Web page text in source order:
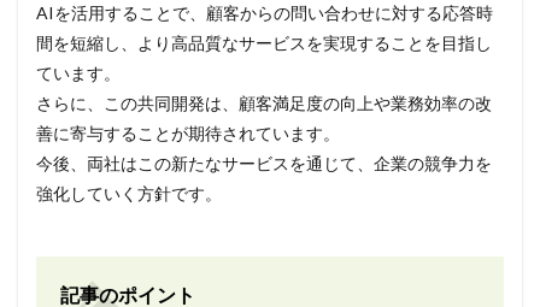
AIを活用することで、顧客からの問い合わせに対する応答時
間を短縮し、より高品質なサービスを実現することを目指し
ています。
さらに、この共同開発は、顧客満足度の向上や業務効率の改
善に寄与することが期待されています。
今後、両社はこの新たなサービスを通じて、企業の競争力を
強化していく方針です。
記事のポイント